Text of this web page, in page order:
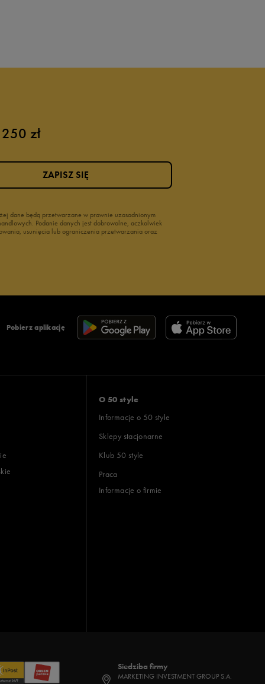
zł
dane będą przetwarzane w prawnie uzasadnionym
Podanie danych jest dobrowolne, aczkolwiek
usunięcia lub ograniczenia przetwarzania oraz
ZAPISZ SIĘ
Pobierz aplikację
O 50 style
Informacje o 50 style
Sklepy stacjonarne
Klub 50 style
Praca
Informacje o firmie
Siedziba firmy
MARKETING INVESTMENT GROUP S.A.